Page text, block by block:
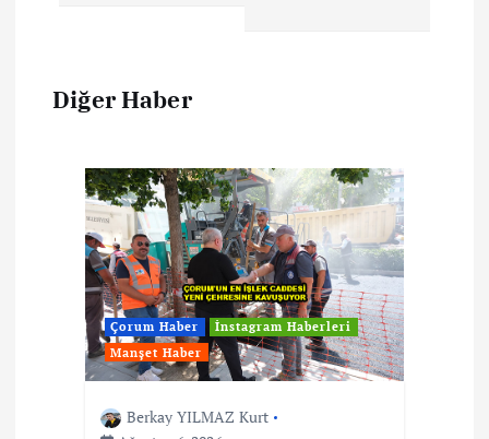
Diğer Haber
Çorum Haber
İnstagram Haberleri
Manşet Haber
Berkay YILMAZ Kurt